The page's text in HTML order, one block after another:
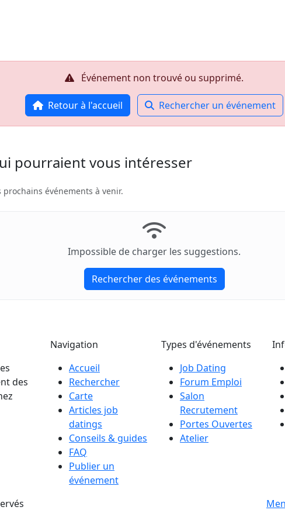
Événement non trouvé ou supprimé.
Retour à l'accueil Rechercher un événement
pourraient vous intéresser
événements à venir.
Impossible de charger les suggestions.
Rechercher des événements
des
Navigation
Accueil
Rechercher
Carte
Articles job
datings
Conseils & guides
FAQ
Publier un
événement
Types d'événements
Job Dating
Forum Emploi
Salon
Recrutement
Portes Ouvertes
Atelier